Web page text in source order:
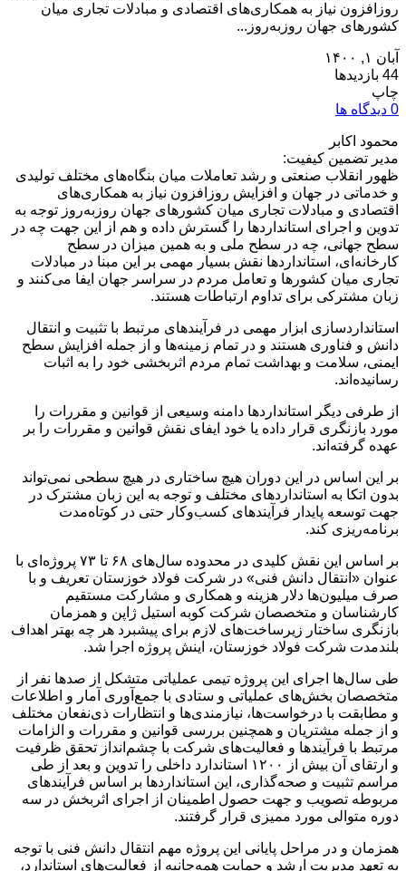
روزافزون نیاز به همکاری‌های اقتصادی و مبادلات تجاری میان
کشورهای جهان روزبه‌روز...
آبان ۱, ۱۴۰۰
44 بازدیدها
چاپ
0 دیدگاه ها
محمود اکابر
مدیر تضمین کیفیت:
ظهور انقلاب صنعتی و رشد تعاملات میان بنگاه‌های مختلف تولیدی
و خدماتی در جهان و افزایش روزافزون نیاز به همکاری‌های
اقتصادی و مبادلات تجاری میان کشورهای جهان روزبه‌روز توجه به
تدوین و اجرای استانداردها را گسترش داده و هم از این جهت چه در
سطح جهانی، چه در سطح ملی و به همین میزان در سطح
کارخانه‌ای، استانداردها نقش بسیار مهمی بر این مبنا در مبادلات
تجاری میان کشورها و تعامل مردم در سراسر جهان ایفا می‌کنند و
زبان مشترکی برای تداوم ارتباطات هستند.
استانداردسازی ابزار مهمی در فرآیندهای مرتبط با تثبیت و انتقال
دانش و فناوری هستند و در تمام زمینه‌ها و از جمله افزایش سطح
ایمنی، سلامت و بهداشت تمام مردم اثربخشی خود را به اثبات
رسانیده‌اند.
از طرفی دیگر استانداردها دامنه وسیعی از قوانین و مقررات را
مورد بازنگری قرار داده یا خود ایفای نقش قوانین و مقررات را بر
عهده گرفته‌اند.
بر این اساس در این دوران هیچ ساختاری در هیچ سطحی نمی‌تواند
بدون اتکا به استانداردهای مختلف و توجه به این زبان مشترک در
جهت توسعه پایدار فرآیندهای کسب‌وکار حتی در کوتاه‌مدت
برنامه‌ریزی کند.
بر اساس این نقش کلیدی در محدوده سال‌های ۶۸ تا ۷۳ پروژه‌ای با
عنوان «انتقال دانش فنی» در شرکت فولاد خوزستان تعریف و با
صرف میلیون‌ها دلار هزینه و همکاری و مشارکت مستقیم
کارشناسان و متخصصان شرکت کوبه استیل ژاپن و همزمان
بازنگری ساختار زیرساخت‌های لازم برای پیشبرد هر چه بهتر اهداف
بلندمدت شرکت فولاد خوزستان، اینش پروژه اجرا شد.
طی سال‌ها اجرای این پروژه تیمی عملیاتی متشکل از صدها نفر از
متخصصان بخش‌های عملیاتی و ستادی با جمع‌آوری آمار و اطلاعات
و مطابقت با درخواست‌ها، نیازمندی‌ها و انتظارات ذی‌نفعان مختلف
و از جمله مشتریان و همچنین بررسی قوانین و مقررات و الزامات
مرتبط با فرآیندها و فعالیت‌های شرکت با چشم‌انداز تحقق ظرفیت
و ارتقای آن بیش از ۱۲۰۰ استاندارد داخلی را تدوین و بعد از طی
مراسم تثبیت و صحه‌گذاری، این استانداردها بر اساس فرآیندهای
مربوطه تصویب و جهت حصول اطمینان از اجرای اثربخش در سه
دوره متوالی مورد ممیزی قرار گرفتند.
همزمان و در مراحل پایانی این پروژه مهم انتقال دانش فنی با توجه
به تعهد مدیریت ارشد و حمایت همه‌جانبه از فعالیت‌های استاندارد،